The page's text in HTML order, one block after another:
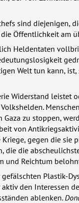
sind diejenigen,
Öffentlichkeit am
Heldentaten
Welt tun kann,
Widerstand leistet
Gaza zu stoppen,
von
gegen die sie
die die
und Reichtum
Plastik-
den Interessen
ablenken.